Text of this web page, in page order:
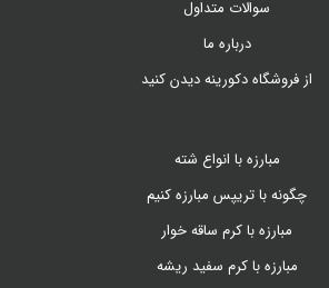
سوالات متداول
درباره ما
از فروشگاه دکورینه دیدن کنید
مبارزه با انواع شته
چگونه با تریپس مبارزه کنیم
مبارزه با کرم ساقه خوار
مبارزه با کرم سفید ریشه